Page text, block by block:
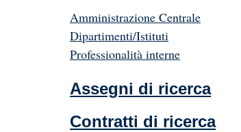
Amministrazione Centrale
Dipartimenti/Istituti
Professionalità interne
Assegni di ricerca
Contratti di ricerca